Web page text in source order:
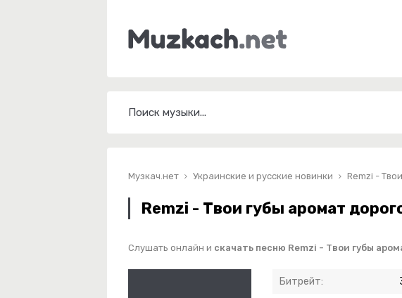
Музкач.нет Украинские и русские новинки Remzi -
Remzi - Твои губы аромат
Слушать онлайн и скачать песню Remzi - Твои губы
Битрейт: